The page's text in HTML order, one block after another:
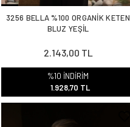
3256 BELLA %100 ORGANİK KETEN
BLUZ YEŞİL
2.143,00 TL
%10 İNDİRİM
1.928,70 TL